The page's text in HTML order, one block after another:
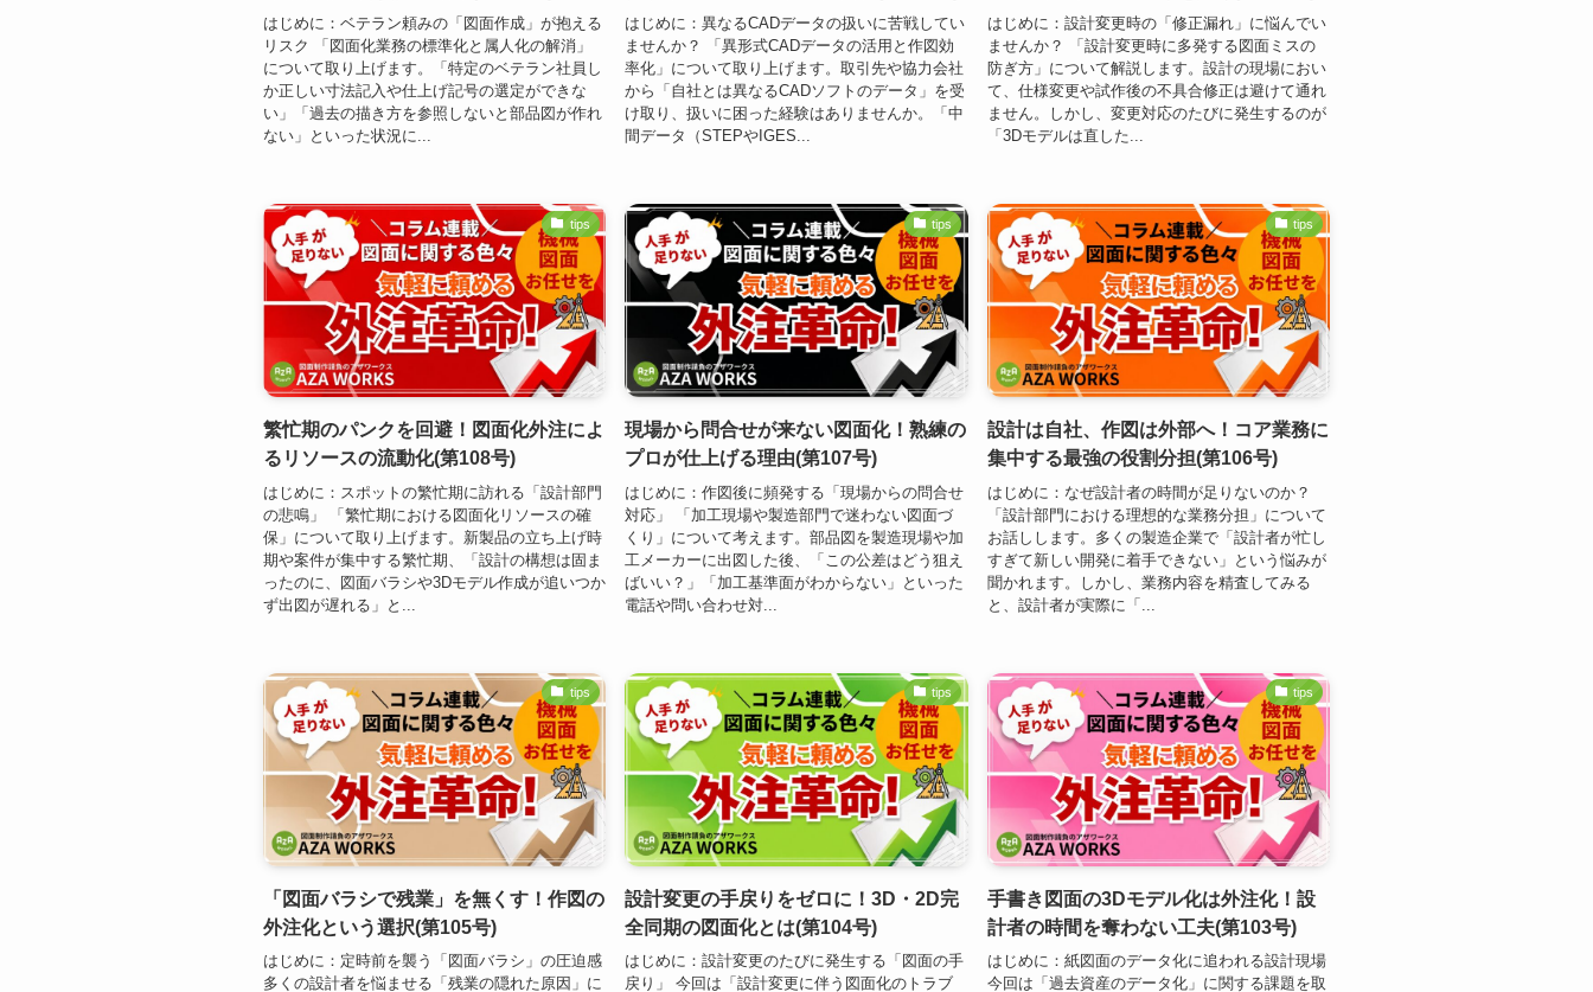
はじめに：ベテラン頼みの「図面作成」が抱える
リスク 「図面化業務の標準化と属人化の解消」
について取り上げます。「特定のベテラン社員し
か正しい寸法記入や仕上げ記号の選定ができな
い」「過去の描き方を参照しないと部品図が作れ
ない」といった状況に...
はじめに：異なるCADデータの扱いに苦戦してい
ませんか？ 「異形式CADデータの活用と作図効
率化」について取り上げます。取引先や協力会社
から「自社とは異なるCADソフトのデータ」を受
け取り、扱いに困った経験はありませんか。「中
間データ（STEPやIGES...
はじめに：設計変更時の「修正漏れ」に悩んでい
ませんか？ 「設計変更時に多発する図面ミスの
防ぎ方」について解説します。設計の現場におい
て、仕様変更や試作後の不具合修正は避けて通れ
ません。しかし、変更対応のたびに発生するのが
「3Dモデルは直した...
tips
繁忙期のパンクを回避！図面化外注によ
るリソースの流動化(第108号)
はじめに：スポットの繁忙期に訪れる「設計部門
の悲鳴」 「繁忙期における図面化リソースの確
保」について取り上げます。新製品の立ち上げ時
期や案件が集中する繁忙期、「設計の構想は固ま
ったのに、図面バラシや3Dモデル作成が追いつか
ず出図が遅れる」と...
tips
現場から問合せが来ない図面化！熟練の
プロが仕上げる理由(第107号)
はじめに：作図後に頻発する「現場からの問合せ
対応」 「加工現場や製造部門で迷わない図面づ
くり」について考えます。部品図を製造現場や加
工メーカーに出図した後、「この公差はどう狙え
ばいい？」「加工基準面がわからない」といった
電話や問い合わせ対...
tips
設計は自社、作図は外部へ！コア業務に
集中する最強の役割分担(第106号)
はじめに：なぜ設計者の時間が足りないのか？
「設計部門における理想的な業務分担」について
お話しします。多くの製造企業で「設計者が忙し
すぎて新しい開発に着手できない」という悩みが
聞かれます。しかし、業務内容を精査してみる
と、設計者が実際に「...
tips
「図面バラシで残業」を無くす！作図の
外注化という選択(第105号)
はじめに：定時前を襲う「図面バラシ」の圧迫感
多くの設計者を悩ませる「残業の隠れた原因」に
tips
設計変更の手戻りをゼロに！3D・2D完
全同期の図面化とは(第104号)
はじめに：設計変更のたびに発生する「図面の手
戻り」 今回は「設計変更に伴う図面化のトラブ
tips
手書き図面の3Dモデル化は外注化！設
計者の時間を奪わない工夫(第103号)
はじめに：紙図面のデータ化に追われる設計現場
今回は「過去資産のデータ化」に関する課題を取